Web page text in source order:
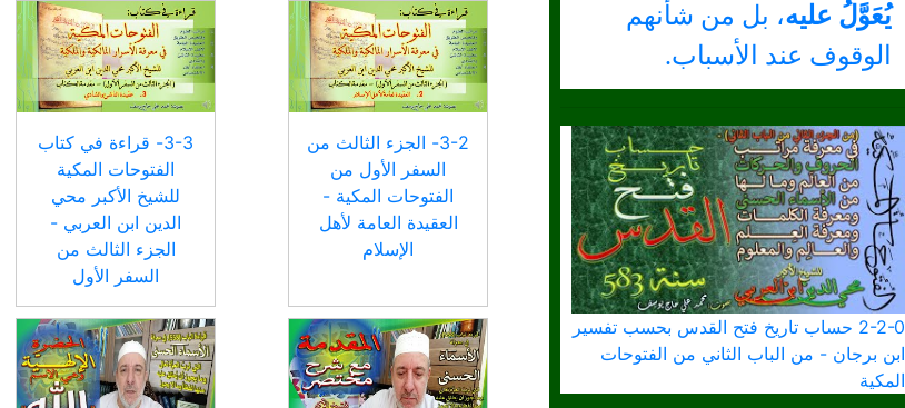
يُعَوَّلُ عليه، بل من شأنهم
الوقوف عند الأسباب.
2-2-0 حساب تاريخ فتح القدس بحسب تفسير
ابن برجان - من الباب الثاني من الفتوحات
المكية
3-2- الجزء الثالث من
السفر الأول من
الفتوحات المكية -
العقيدة العامة لأهل
الإسلام
3-3- قراءة في كتاب
الفتوحات المكية
للشيخ الأكبر محي
الدين ابن العربي -
الجزء الثالث من
السفر الأول